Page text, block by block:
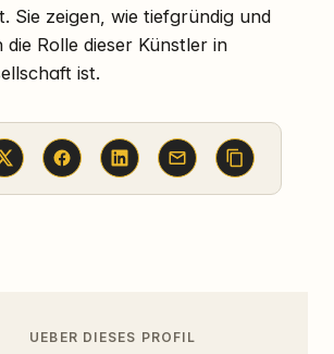
Sie zeigen, wie tiefgründig und
die Rolle dieser Künstler in
ist.
UEBER DIESES PROFIL